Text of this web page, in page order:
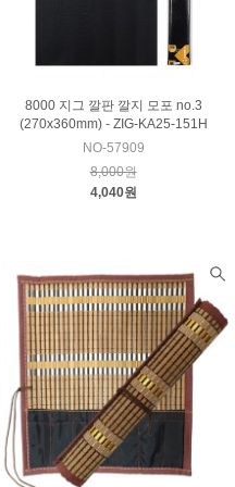
8000 지그 깔판 깔지 모포 no.3
(270x360mm) - ZIG-KA25-151H
NO-57909
8,000원
4,040원